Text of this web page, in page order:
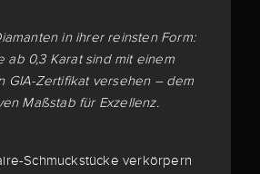
in ihrer reinsten Form:
ab 0,3 Karat sind mit einem
GIA-Zertifikat versehen – dem
Maßstab für Exzellenz.
Schmuckstücke verkörpern